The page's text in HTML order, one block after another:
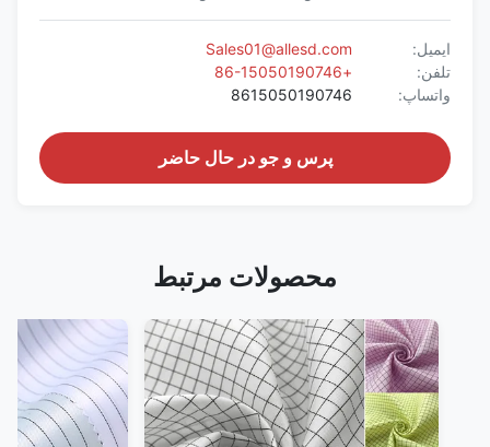
ایمیل:
Sales01@allesd.com
تلفن:
+86-15050190746
واتساپ:
8615050190746
پرس و جو در حال حاضر
محصولات مرتبط